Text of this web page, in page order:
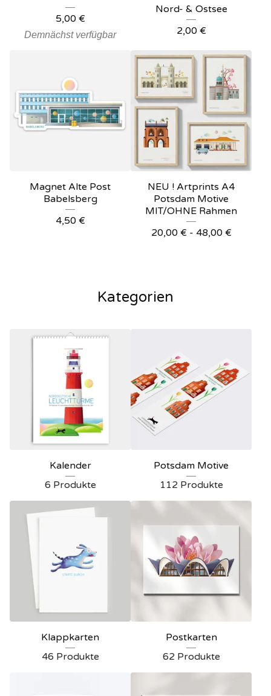
5,00 €
Demnächst verfügbar
Nord- & Ostsee
2,00 €
Magnet Alte Post
Babelsberg
4,50 €
NEU ! Artprints A4
Potsdam Motive
MIT/OHNE Rahmen
20,00 € - 48,00 €
Kategorien
Kalender
6 Produkte
Potsdam Motive
112 Produkte
Klappkarten
46 Produkte
Postkarten
62 Produkte